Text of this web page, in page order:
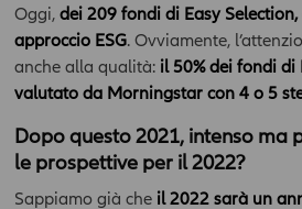
presente sul sitowww.allianzdarta.ie.
garantisce l’aggiornamento,
l’idoneità allo scopo dei dati e delle
nell’Area; l’utilizzo e la diffusione di
parte dell’utente avviene, pertanto,
responsabilità. La Compagnia verifica
informazioni pubblicate nell’ Area
fonti attendibili; la Compagnia tuttavia
essere ritenuta responsabile per
Oggi,dei 209 fondi di Easy
approccio ESG. Ovviamente,
anche alla qualità:il 50% dei fondi di
valutato da Morningstar con 4 o 5
Dopo questo 2021, intenso ma
le prospettive per il 2022?
Sappiamo già cheil 2022 sarà un